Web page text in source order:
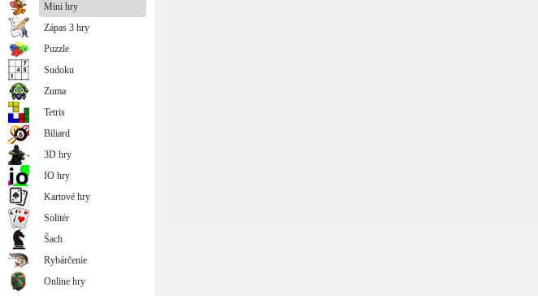
Mini hry
Zápas 3 hry
Puzzle
Sudoku
Zuma
Tetris
Biliard
3D hry
IO hry
Kartové hry
Solitér
Šach
Rybárčenie
Online hry